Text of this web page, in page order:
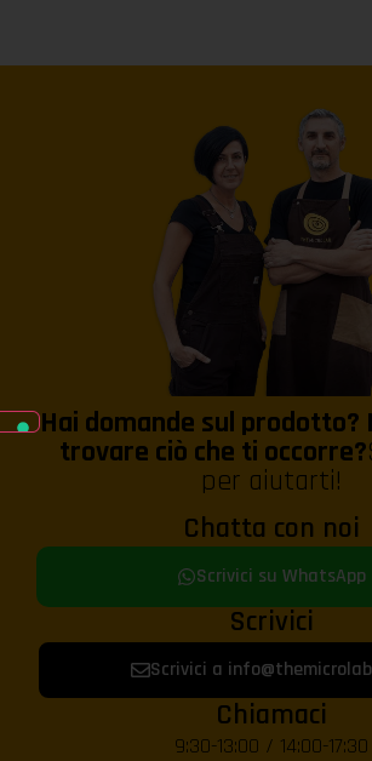
Hai domande sul prodotto?
trovare ciò che ti occorre?
per aiutarti!
Chatta con noi
Scrivici su WhatsApp
Scrivici
Scrivici a
Chiamaci
9:30-13:00 / 14:00-17:30